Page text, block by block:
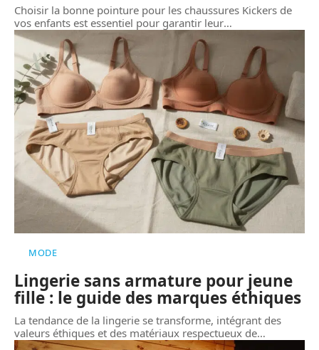
Choisir la bonne pointure pour les chaussures Kickers de
vos enfants est essentiel pour garantir leur…
MODE
Lingerie sans armature pour jeune
fille : le guide des marques éthiques
La tendance de la lingerie se transforme, intégrant des
valeurs éthiques et des matériaux respectueux de…